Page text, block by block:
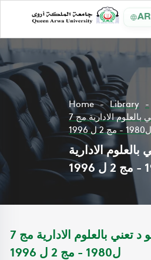
AR
Home
Library
مجلة المك سعو د تعني بالعلوم الادارية مج 7
ل1980 - مج 2 ل 1996
الادارية
مجلة المك سعو د تعني بالعلوم الادارية مج 7
ل1980 - مج 2 ل 1996